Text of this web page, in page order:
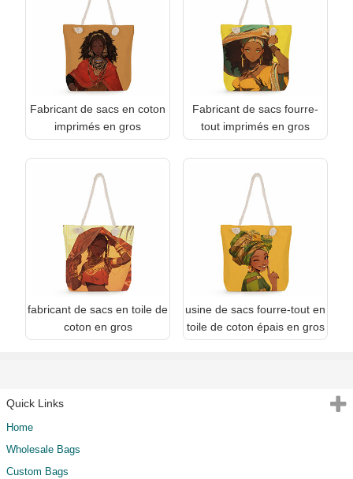
Fabricant de sacs en coton
imprimés en gros
Fabricant de sacs fourre-
tout imprimés en gros
fabricant de sacs en toile de
coton en gros
usine de sacs fourre-tout en
toile de coton épais en gros
Quick Links
Home
Wholesale Bags
Custom Bags